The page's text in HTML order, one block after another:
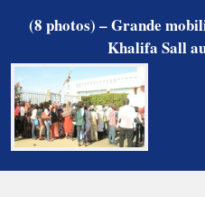
(8 photos) – Grande
Khalifa Sall